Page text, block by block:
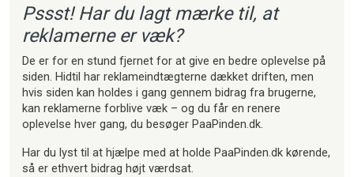
Pssst! Har du lagt mærke til, at
reklamerne er væk?
De er for en stund fjernet for at give en bedre oplevelse på
siden. Hidtil har reklameindtægterne dækket driften, men
hvis siden kan holdes i gang gennem bidrag fra brugerne,
kan reklamerne forblive væk – og du får en renere
oplevelse hver gang, du besøger PaaPinden.dk.
Har du lyst til at hjælpe med at holde PaaPinden.dk kørende,
så er ethvert bidrag højt værdsat.